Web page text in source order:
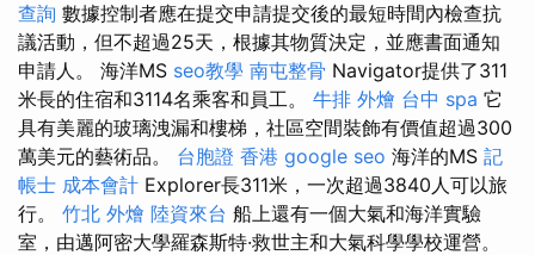
查詢 數據控制者應在提交申請提交後的最短時間內檢查抗
議活動，但不超過25天，根據其物質決定，並應書面通知
申請人。 海洋MS seo教學 南屯整骨 Navigator提供了311
米長的住宿和3114名乘客和員工。 牛排 外燴 台中 spa 它
具有美麗的玻璃洩漏和樓梯，社區空間裝飾有價值超過300
萬美元的藝術品。 台胞證 香港 google seo 海洋的MS 記
帳士 成本會計 Explorer長311米，一次超過3840人可以旅
行。 竹北 外燴 陸資來台 船上還有一個大氣和海洋實驗
室，由邁阿密大學羅森斯特·救世主和大氣科學學校運營。